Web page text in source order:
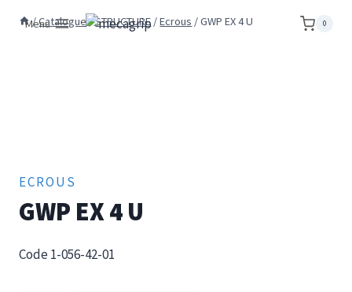
Menu 0
/Catalogue/STRUCTURE /Ecrous /GWP EX 4 U
ECROUS
GWP EX 4 U
Code 1-056-42-01